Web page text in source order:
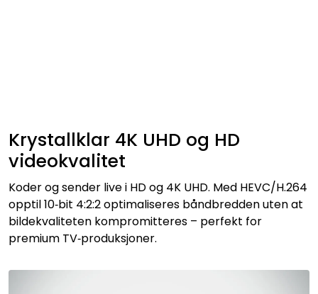
Krystallklar 4K UHD og HD
videokvalitet
Koder og sender live i HD og 4K UHD. Med HEVC/H.264
opptil 10‑bit 4:2:2 optimaliseres båndbredden uten at
bildekvaliteten kompromitteres – perfekt for
premium TV‑produksjoner.